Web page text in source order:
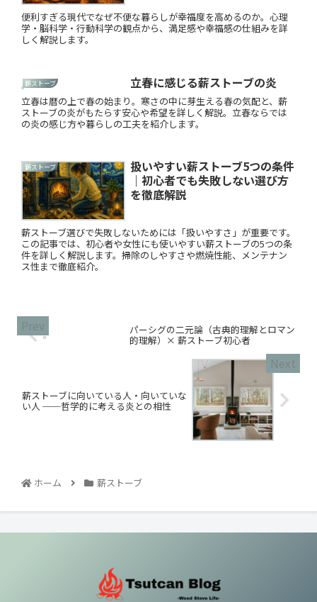
便利すぎる現代でなぜ不便な暮らしが幸福度を高めるのか。心理
学・脳科学・行動科学の観点から、満足感や幸福感の仕組みを詳
しく解説します。
薪ストーブ 立春に感じる薪ストーブの炎
立春は暦の上で春の始まり。寒さの中に芽生える春の気配と、薪
ストーブの炎がもたらす安心や希望を詳しく解説。立春ならでは
の炎の感じ方や暮らしの工夫を紹介します。
薪ストーブ
扱いやすい薪ストーブ5つの条件
｜初心者でも失敗しない選び方
を徹底解説
薪ストーブ選びで失敗しないためには「扱いやすさ」が重要です。
この記事では、初心者や女性にも使いやすい薪ストーブの5つの条
件を詳しく解説します。掃除のしやすさや燃焼性能、メンテナン
ス性まで徹底紹介。
パーシグの二元論（古典的理解とロマン
的理解）× 薪ストーブ初心者
薪ストーブに向いている人・向いていな
い人 ──哲学的に考える炎との相性
ホーム 薪ストーブ